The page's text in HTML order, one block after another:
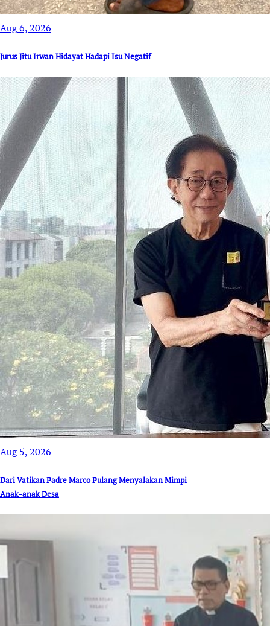
Aug 6, 2026
Jurus Jitu Irwan Hidayat Hadapi Isu Negatif
Aug 5, 2026
Dari Vatikan Padre Marco Pulang Menyalakan Mimpi
Anak-anak Desa